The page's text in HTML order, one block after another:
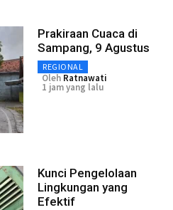
Prakiraan Cuaca di
Sampang, 9 Agustus
REGIONAL
Oleh Ratnawati
1 jam yang lalu
Kunci Pengelolaan
Lingkungan yang
Efektif